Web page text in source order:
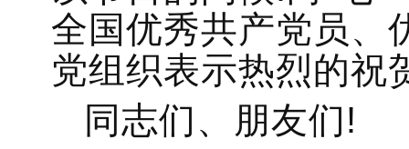
全国优秀共产党员、
党组织表示热烈的祝
同志们、朋友们!